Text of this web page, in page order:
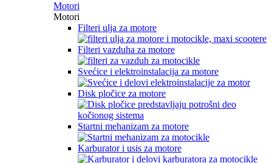
Motori
Motori
Filteri ulja za motore
Filteri vazduha za motore
Svećice i elektroinstalacija za motore
Disk pločice za motore
Startni mehanizam za motore
Karburator i usis za motore